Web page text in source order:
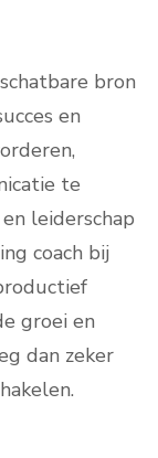
bron
en
te
leiderschap
coach bij
groei en
dan zeker